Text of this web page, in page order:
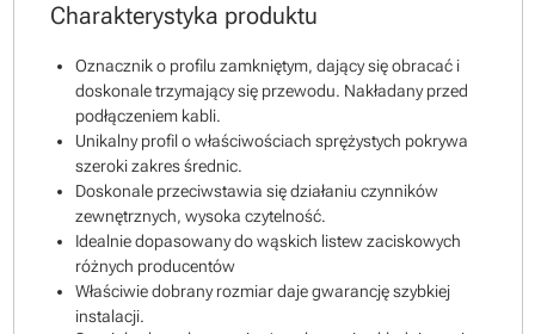
Charakterystyka produktu
Oznacznik o profilu zamkniętym, dający się obracać i
doskonale trzymający się przewodu. Nakładany przed
podłączeniem kabli.
Unikalny profil o właściwościach sprężystych pokrywa
szeroki zakres średnic.
Doskonale przeciwstawia się działaniu czynników
zewnętrznych, wysoka czytelność.
Idealnie dopasowany do wąskich listew zaciskowych
różnych producentów
Właściwie dobrany rozmiar daje gwarancję szybkiej
instalacji.